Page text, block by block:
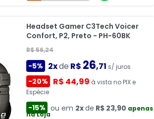
Headset Gamer C3Tech Voicer
Confort, P2, Preto - PH-60BK
R$ 56,24
-5% 2xde R$ 26,71 s/ juros
-20% R$ 44,99 à vista no PIX e
Espécie
-15% ou em 2xde R$ 23,90 apenas
na Loja